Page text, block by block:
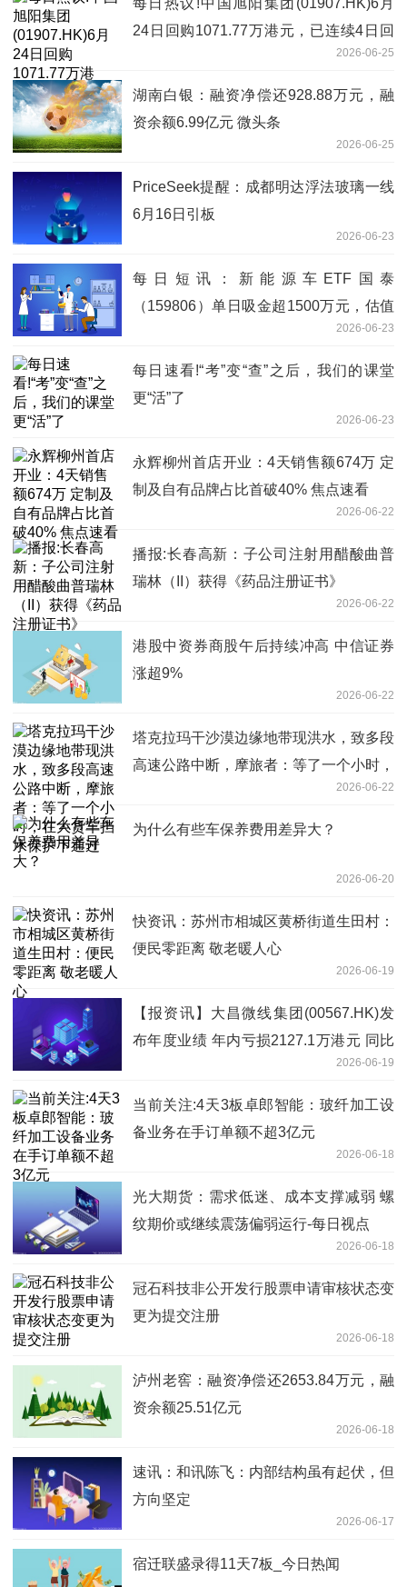
24日回购1071.77万港元，已连续4日回
2026-06-25
湖南白银：融资净偿还928.88万元，融
资余额6.99亿元 微头条
2026-06-25
PriceSeek提醒：成都明达浮法玻璃一线
6月16日引板
2026-06-23
每日短讯：新能源车ETF国泰
（159806）单日吸金超1500万元，估值
处于合理区间，新能源赛道配置价值显现
2026-06-23
每日速看!“考”变“查”之后，我们的课堂
更“活”了
2026-06-23
永辉柳州首店开业：4天销售额674万 定
制及自有品牌占比首破40% 焦点速看
2026-06-22
播报:长春高新：子公司注射用醋酸曲普
瑞林（II）获得《药品注册证书》
2026-06-22
港股中资券商股午后持续冲高 中信证券
涨超9%
2026-06-22
塔克拉玛干沙漠边缘地带现洪水，致多段
高速公路中断，摩旅者：等了一个小时，
2026-06-22
为什么有些车保养费用差异大？
2026-06-20
快资讯：苏州市相城区黄桥街道生田村：
便民零距离 敬老暖人心
2026-06-19
【报资讯】大昌微线集团(00567.HK)发
布年度业绩 年内亏损2127.1万港元 同比
2026-06-19
当前关注:4天3板卓郎智能：玻纤加工设
备业务在手订单额不超3亿元
2026-06-18
光大期货：需求低迷、成本支撑减弱 螺
纹期价或继续震荡偏弱运行-每日视点
2026-06-18
冠石科技非公开发行股票申请审核状态变
更为提交注册
2026-06-18
泸州老窖：融资净偿还2653.84万元，融
资余额25.51亿元
2026-06-18
速讯：和讯陈飞：内部结构虽有起伏，但
方向坚定
2026-06-17
宿迁联盛录得11天7板_今日热闻